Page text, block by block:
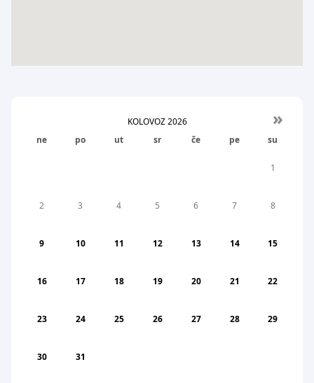
»
KOLOVOZ 2026
ne
po ut sr če pe su
1
2 3 4 5 6 7 8
9 10 11 12 13 14 15
16 17 18 19 20 21 22
23 24 25 26 27 28 29
30 31